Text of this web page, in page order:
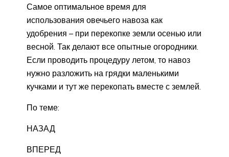
Самое оптимальное время для
использования овечьего навоза как
удобрения – при перекопке земли осенью или
весной. Так делают все опытные огородники.
Если проводить процедуру летом, то навоз
нужно разложить на грядки маленькими
кучками и тут же перекопать вместе с землей.
По теме:
НАЗАД
ВПЕРЕД